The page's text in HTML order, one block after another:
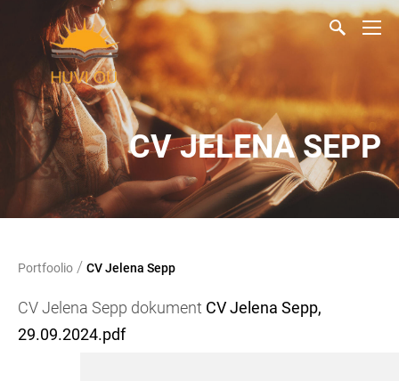
CV JELENA SEPP
Portfoolio / CV Jelena Sepp
CV Jelena Sepp dokument CV Jelena Sepp,
29.09.2024.pdf